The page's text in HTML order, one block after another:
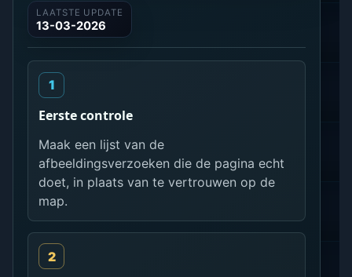
LAATSTE UPDATE
13-03-2026
Eerste controle
Maak een lijst van de
afbeeldingsverzoeken die de pagina echt
doet, in plaats van te vertrouwen op de
map.